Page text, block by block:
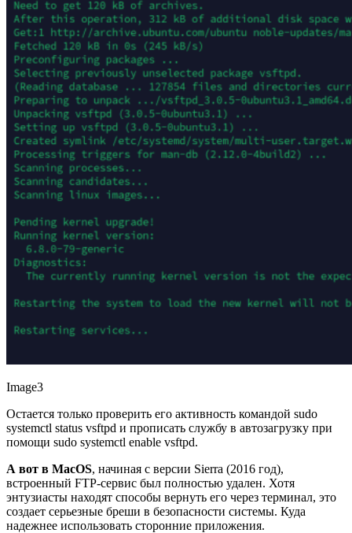
Image3
Остается только проверить его активность командой sudo
systemctl status vsftpd и прописать службу в автозагрузку при
помощи sudo systemctl enable vsftpd.
А вот в MacOS, начиная с версии Sierra (2016 год),
встроенный FTP-сервис был полностью удален. Хотя
энтузиасты находят способы вернуть его через терминал, это
создает серьезные бреши в безопасности системы. Куда
надежнее использовать сторонние приложения.